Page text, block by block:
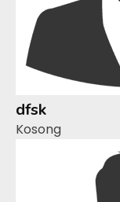
dfsk
Kosong